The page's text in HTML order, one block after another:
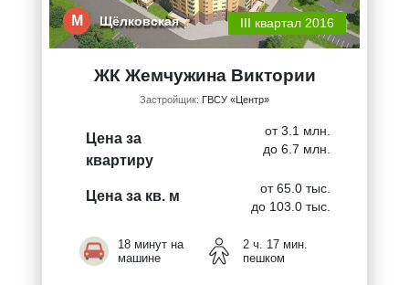
М Щёлковская III квартал 2016
ЖК Жемчужина Виктории
Застройщик: ГВСУ «Центр»
Цена за
квартиру
от 3.1 млн.
до 6.7 млн.
Цена за кв. м
от 65.0 тыс.
до 103.0 тыс.
18 минут на
машине
2 ч. 17 мин.
пешком